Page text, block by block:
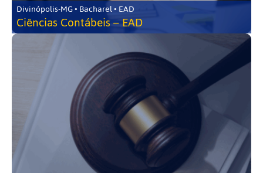
Divinópolis-MG • Bacharel • EAD
Ciências Contábeis – EAD